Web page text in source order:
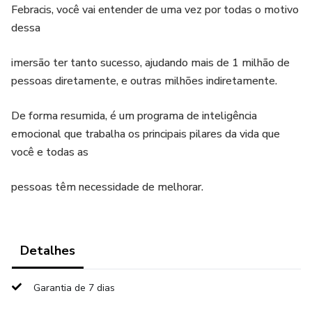
Febracis, você vai entender de uma vez por todas o motivo
dessa
imersão ter tanto sucesso, ajudando mais de 1 milhão de
pessoas diretamente, e outras milhões indiretamente.
De forma resumida, é um programa de inteligência
emocional que trabalha os principais pilares da vida que
você e todas as
pessoas têm necessidade de melhorar.
Detalhes
Garantia de 7 dias